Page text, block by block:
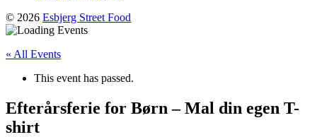
© 2026 Esbjerg Street Food
« All Events
This event has passed.
Efterårsferie for Børn – Mal din egen T-
shirt